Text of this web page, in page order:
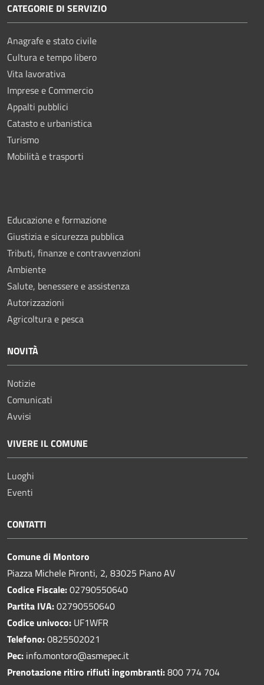
CATEGORIE DI SERVIZIO
Anagrafe e stato civile
Cultura e tempo libero
Vita lavorativa
Imprese e Commercio
Appalti pubblici
Catasto e urbanistica
Turismo
Mobilità e trasporti
Educazione e formazione
Giustizia e sicurezza pubblica
Tributi, finanze e contravvenzioni
Ambiente
Salute, benessere e assistenza
Autorizzazioni
Agricoltura e pesca
NOVITÀ
Notizie
Comunicati
Avvisi
VIVERE IL COMUNE
Luoghi
Eventi
CONTATTI
Comune di Montoro
Piazza Michele Pironti, 2, 83025 Piano AV
Codice Fiscale:02790550640
Partita IVA:02790550640
Codice univoco: UF1WFR
Telefono:0825502021
Pec: info.montoro@asmepec.it
Prenotazione ritiro rifiuti ingombranti:800 774 704